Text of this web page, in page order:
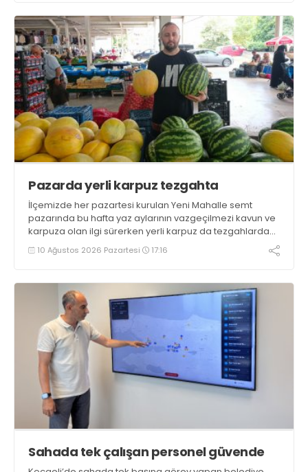
Pazarda yerli karpuz tezgahta
İlçemizde her pazartesi kurulan Yeni Mahalle semt
pazarında bu hafta yaz aylarının vazgeçilmezi kavun ve
karpuza olan ilgi sürerken yerli karpuz da tezgahlarda
yerini aldı
10 Ağustos 2026 Pazartesi 17:16
Sahada tek çalışan personel güvende